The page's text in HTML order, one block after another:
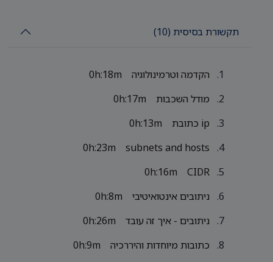
תקשורת בסיסית (10)
הקדמה וטרמינולוגיה
0h:18m
מודל השכבות
0h:17m
ip כתובת
0h:13m
subnets and hosts
0h:23m
CIDR
0h:16m
ניתובים אינטואיטיבי
0h:8m
ניתובים - איך זה עובד
0h:26m
כתובות מיוחדות והיררכיה
0h:9m